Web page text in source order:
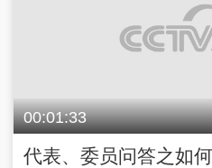
00:01:33
代表、委员问答之如